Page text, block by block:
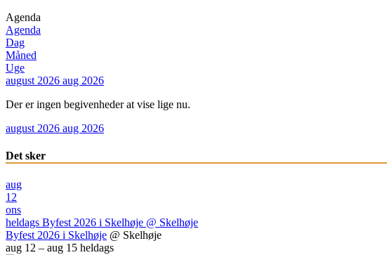
Agenda
Agenda
Dag
Måned
Uge
august 2026 aug 2026
Der er ingen begivenheder at vise lige nu.
august 2026 aug 2026
Det sker
aug
12
ons
heldags Byfest 2026 i Skelhøje @ Skelhøje
Byfest 2026 i Skelhøje @ Skelhøje
aug 12 – aug 15 heldags